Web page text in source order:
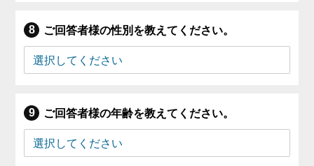
ご回答者様の性別を教えてください。
ご回答者様の年齢を教えてください。